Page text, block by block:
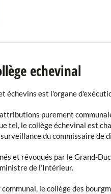
echevinal
échevins est l'organe
purement
tel, le collège échevinal est
du commissaire de
et révoqués par le Grand-
de l’Intérieur.
le collège des